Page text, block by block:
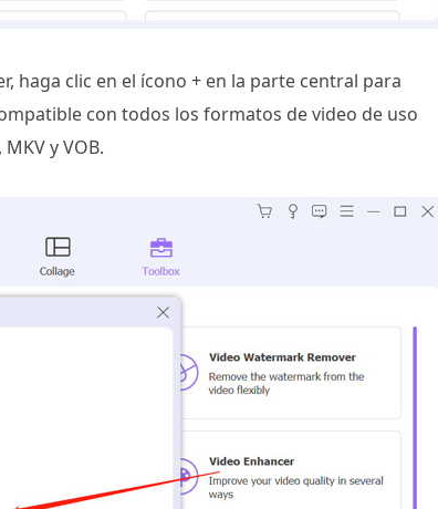
haga clic en el ícono + en la parte central para
con todos los formatos de video de uso
y VOB.